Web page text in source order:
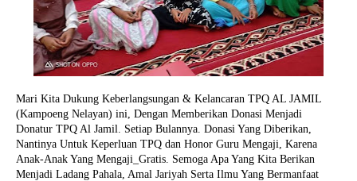
Mari Kita Dukung Keberlangsungan & Kelancaran TPQ AL JAMIL
(Kampoeng Nelayan) ini, Dengan Memberikan Donasi Menjadi
Donatur TPQ Al Jamil. Setiap Bulannya. Donasi Yang Diberikan,
Nantinya Untuk Keperluan TPQ dan Honor Guru Mengaji, Karena
Anak-Anak Yang Mengaji_Gratis. Semoga Apa Yang Kita Berikan
Menjadi Ladang Pahala, Amal Jariyah Serta Ilmu Yang Bermanfaat